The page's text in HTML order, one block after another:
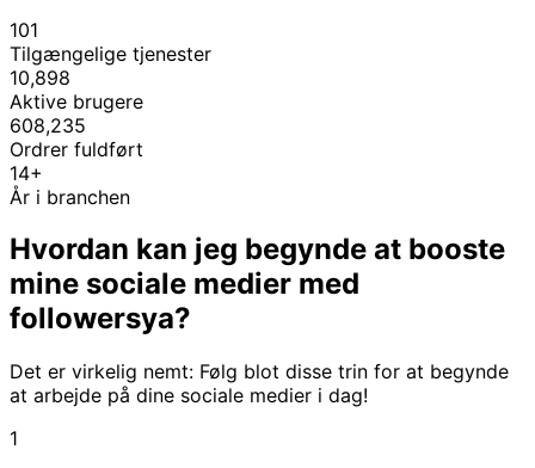
101
Tilgængelige tjenester
10,898
Aktive brugere
608,235
Ordrer fuldført
14+
År i branchen
Hvordan kan jeg begynde at booste
mine sociale medier med
followersya?
Det er virkelig nemt: Følg blot disse trin for at begynde
at arbejde på dine sociale medier i dag!
1